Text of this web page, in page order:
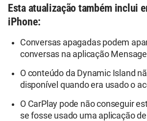
Esta atualização também inclui
iPhone:
Conversas apagadas podem
conversas na aplicação
O conteúdo da Dynamic Island
disponível quando era usado o
O CarPlay pode não conseguir
se fosse usado uma aplicação